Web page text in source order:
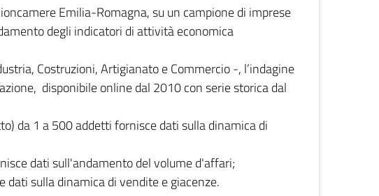
Emilia-Romagna, su un campione di imprese
degli indicatori di attività economica
Costruzioni, Artigianato e Commercio -, l’indagine
disponibile online dal 2010 con serie storica dal
da 1 a 500 addetti fornisce dati sulla dinamica di
dati sull'andamento del volume d'affari;
sulla dinamica di vendite e giacenze.